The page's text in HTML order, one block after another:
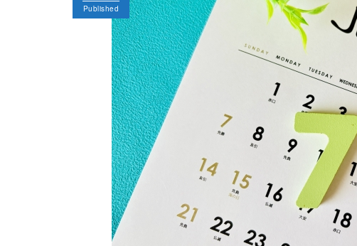
Published